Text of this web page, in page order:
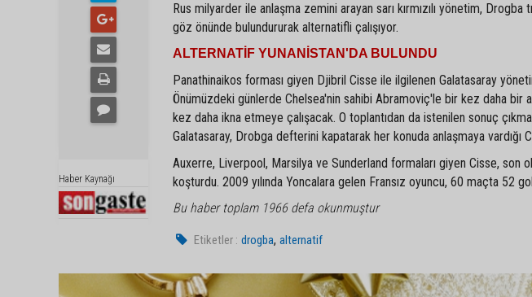
Haber Kaynağı
Rus milyarder ile anlaşma zemini arayan sarı kırmızılı yönetim, Drogba
göz önünde bulundururak alternatifli çalışıyor.
ALTERNATİF YUNANİSTAN'DA BULUNDU
Panathinaikos forması giyen Djibril Cisse ile ilgilenen Galatasaray
Önümüzdeki günlerde Chelsea'nin sahibi Abramoviç'le bir kez daha bir
kez daha ikna etmeye çalışacak. O toplantıdan da istenilen sonuç
Galatasaray, Drobga defterini kapatarak her konuda anlaşmaya vardığı
Auxerre, Liverpool, Marsilya ve Sunderland formaları giyen Cisse, son
koşturdu. 2009 yılında Yoncalara gelen Fransız oyuncu, 60 maçta 52
Bu haber toplam 1966 defa okunmuştur
Etiketler : drogba,alternatif